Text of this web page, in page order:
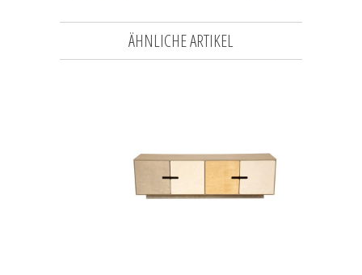
ÄHNLICHE ARTIKEL